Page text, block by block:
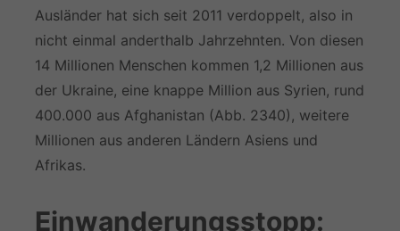
Ausländer hat sich seit 2011 verdoppelt, also in
nicht einmal anderthalb Jahrzehnten. Von diesen
14 Millionen Menschen kommen 1,2 Millionen aus
der Ukraine, eine knappe Million aus Syrien, rund
400.000 aus Afghanistan (Abb. 2340), weitere
Millionen aus anderen Ländern Asiens und
Afrikas.
Einwanderungsstopp: